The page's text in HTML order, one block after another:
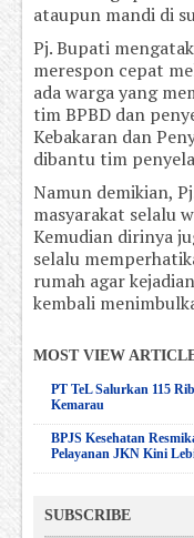
ataupun mandi di
Pj. Bupati
merespon cepat
ada warga yang
tim BPBD dan
Kebakaran dan
dibantu tim
Namun demikian,
masyarakat selalu
Kemudian dirinya
selalu
rumah agar
kembali
MOST VIEW
PT TeL Salurkan 115
Kemarau
BPJS Kesehatan
Pelayanan JKN Kini
SUBSCRIBE